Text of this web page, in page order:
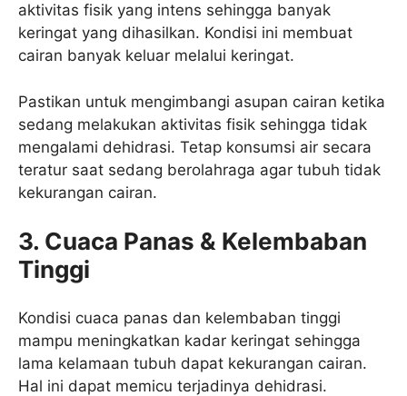
aktivitas fisik yang intens sehingga banyak
keringat yang dihasilkan. Kondisi ini membuat
cairan banyak keluar melalui keringat.
Pastikan untuk mengimbangi asupan cairan ketika
sedang melakukan aktivitas fisik sehingga tidak
mengalami dehidrasi. Tetap konsumsi air secara
teratur saat sedang berolahraga agar tubuh tidak
kekurangan cairan.
3. Cuaca Panas & Kelembaban
Tinggi
Kondisi cuaca panas dan kelembaban tinggi
mampu meningkatkan kadar keringat sehingga
lama kelamaan tubuh dapat kekurangan cairan.
Hal ini dapat memicu terjadinya dehidrasi.